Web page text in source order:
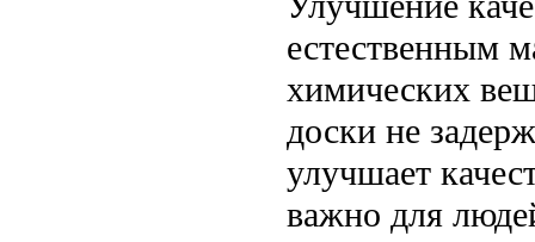
естественным
химических
доски не
улучшает
важно для